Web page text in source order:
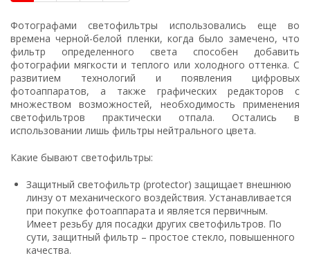
Фотографами светофильтры использовались еще во
времена черной-белой пленки, когда было замечено, что
фильтр определенного света способен добавить
фотографии мягкости и теплого или холодного оттенка. С
развитием технологий и появления цифровых
фотоаппаратов, а также графических редакторов с
множеством возможностей, необходимость применения
светофильтров практически отпала. Остались в
использовании лишь фильтры нейтрального цвета.
Какие бывают светофильтры:
Защитный светофильтр (protector) защищает внешнюю
линзу от механического воздействия. Устанавливается
при покупке фотоаппарата и является первичным.
Имеет резьбу для посадки других светофильтров. По
сути, защитный фильтр – простое стекло, повышенного
качества.